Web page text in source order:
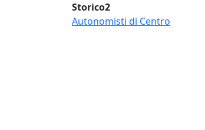
Storico2
Autonomisti di Centro